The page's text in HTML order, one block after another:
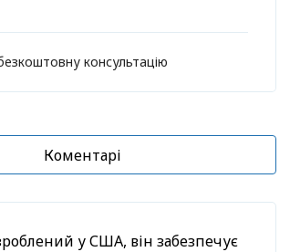
консультацію
Коментарі
у США, він забезпечує